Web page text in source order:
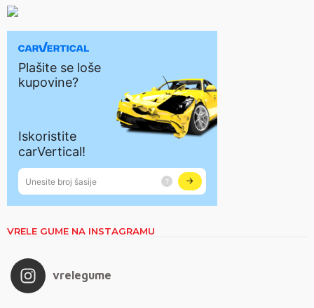
VRELE GUME NA INSTAGRAMU
vrelegume